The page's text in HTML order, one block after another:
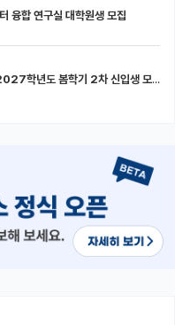
융합 연구실 대학원생 모집
[DGIST] 기술경영전문대학원 기술경영학과 2027학년도 봄학기 2차 신입생 모집